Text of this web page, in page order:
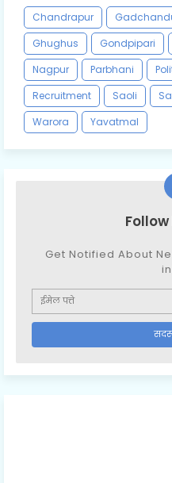
Chandrapur
Ghughus
Gondpipari
Nagpur
Parbhani
Recruitment
Saoli
Warora
Yavatmal
Get Notified About